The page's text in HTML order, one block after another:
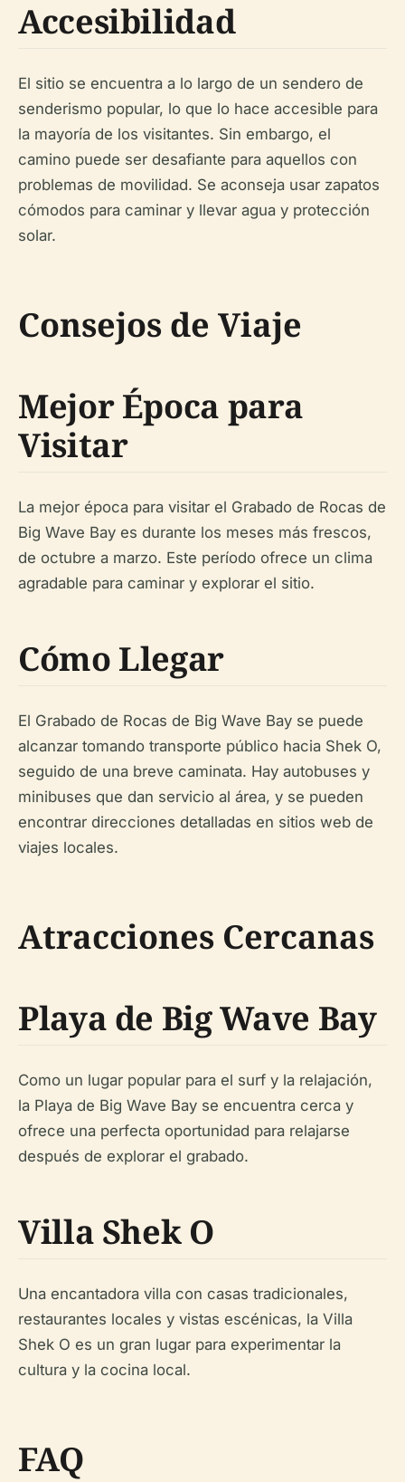
Accesibilidad
El sitio se encuentra a lo largo de un sendero de
senderismo popular, lo que lo hace accesible para
la mayoría de los visitantes. Sin embargo, el
camino puede ser desafiante para aquellos con
problemas de movilidad. Se aconseja usar zapatos
cómodos para caminar y llevar agua y protección
solar.
Consejos de Viaje
Mejor Época para
Visitar
La mejor época para visitar el Grabado de Rocas de
Big Wave Bay es durante los meses más frescos,
de octubre a marzo. Este período ofrece un clima
agradable para caminar y explorar el sitio.
Cómo Llegar
El Grabado de Rocas de Big Wave Bay se puede
alcanzar tomando transporte público hacia Shek O,
seguido de una breve caminata. Hay autobuses y
minibuses que dan servicio al área, y se pueden
encontrar direcciones detalladas en sitios web de
viajes locales.
Atracciones Cercanas
Playa de Big Wave Bay
Como un lugar popular para el surf y la relajación,
la Playa de Big Wave Bay se encuentra cerca y
ofrece una perfecta oportunidad para relajarse
después de explorar el grabado.
Villa Shek O
Una encantadora villa con casas tradicionales,
restaurantes locales y vistas escénicas, la Villa
Shek O es un gran lugar para experimentar la
cultura y la cocina local.
FAQ